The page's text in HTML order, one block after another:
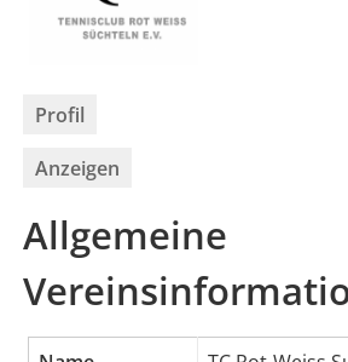
Profil
Anzeigen
Allgemeine